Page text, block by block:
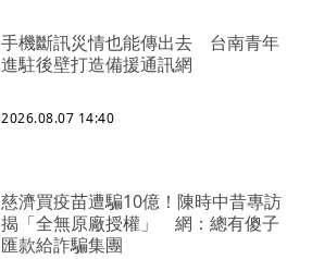
手機斷訊災情也能傳出去 台南青年
進駐後壁打造備援通訊網
2026.08.07 14:40
慈濟買疫苗遭騙10億！陳時中昔專訪
揭「全無原廠授權」 網：總有傻子
匯款給詐騙集團